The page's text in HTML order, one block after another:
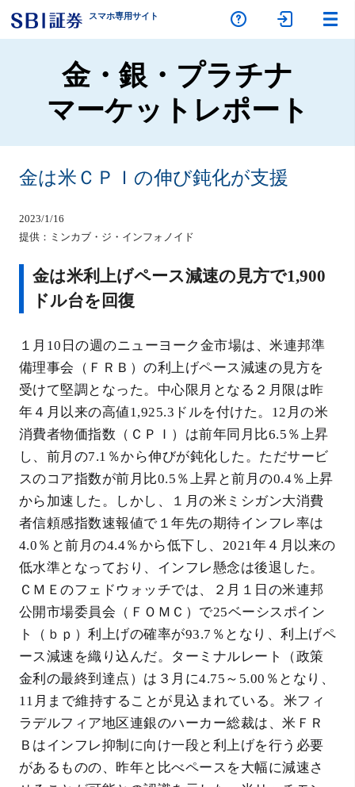
スマホ専用サイト
金・銀・プラチナ
マーケットレポート
金は米ＣＰＩの伸び鈍化が支援
2023/1/16
提供：ミンカブ・ジ・インフォノイド
金は米利上げペース減速の見方で1,900
ドル台を回復
１月10日の週のニューヨーク金市場は、米連邦準
備理事会（ＦＲＢ）の利上げペース減速の見方を
受けて堅調となった。中心限月となる２月限は昨
年４月以来の高値1,925.3ドルを付けた。12月の米
消費者物価指数（ＣＰＩ）は前年同月比6.5％上昇
し、前月の7.1％から伸びが鈍化した。ただサービ
スのコア指数が前月比0.5％上昇と前月の0.4％上昇
から加速した。しかし、１月の米ミシガン大消費
者信頼感指数速報値で１年先の期待インフレ率は
4.0％と前月の4.4％から低下し、2021年４月以来の
低水準となっており、インフレ懸念は後退した。
ＣＭＥのフェドウォッチでは、２月１日の米連邦
公開市場委員会（ＦＯＭＣ）で25ベーシスポイン
ト（ｂｐ）利上げの確率が93.7％となり、利上げペ
ース減速を織り込んだ。ターミナルレート（政策
金利の最終到達点）は３月に4.75～5.00％となり、
11月まで維持することが見込まれている。米フィ
ラデルフィア地区連銀のハーカー総裁は、米ＦＲ
Ｂはインフレ抑制に向け一段と利上げを行う必要
があるものの、昨年と比べペースを大幅に減速さ